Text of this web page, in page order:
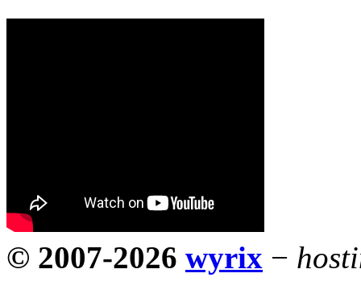
© 2007-2026 wyrix −